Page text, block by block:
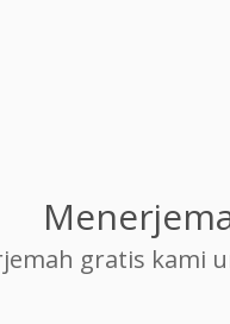
gratis kami